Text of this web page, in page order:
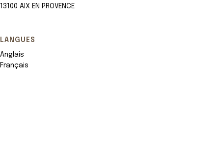
13100 AIX EN PROVENCE
LANGUES
Anglais
Français